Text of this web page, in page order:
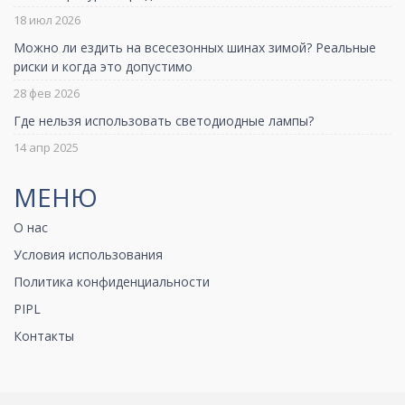
18 июл 2026
Можно ли ездить на всесезонных шинах зимой? Реальные
риски и когда это допустимо
28 фев 2026
Где нельзя использовать светодиодные лампы?
14 апр 2025
МЕНЮ
О нас
Условия использования
Политика конфиденциальности
PIPL
Контакты